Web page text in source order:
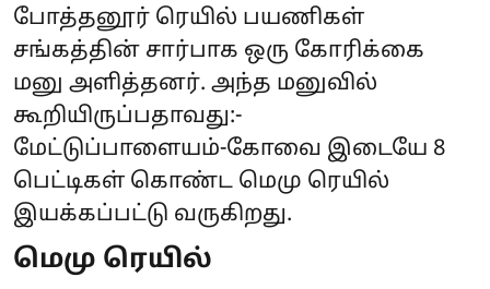
போத்தனூர் ரெயில் பயணிகள்
சங்கத்தின் சார்பாக ஒரு கோரிக்கை
மனு அளித்தனர். அந்த மனுவில்
கூறியிருப்பதாவது:-
மேட்டுப்பாளையம்-கோவை இடையே 8
பெட்டிகள் கொண்ட மெமு ரெயில்
இயக்கப்பட்டு வருகிறது.
மெமு ரெயில்